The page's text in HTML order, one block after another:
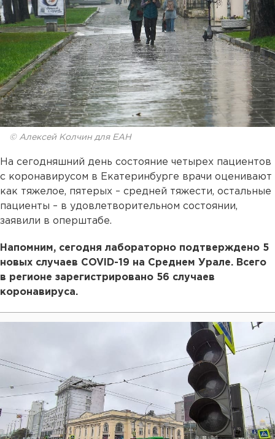
© Алексей Колчин для ЕАН
На сегодняшний день состояние четырех пациентов
с коронавирусом в Екатеринбурге врачи оценивают
как тяжелое, пятерых – средней тяжести, остальные
пациенты – в удовлетворительном состоянии,
заявили в оперштабе.
Напомним, сегодня лабораторно подтверждено 5
новых случаев COVID-19 на Среднем Урале. Всего
в регионе зарегистрировано 56 случаев
коронавируса.